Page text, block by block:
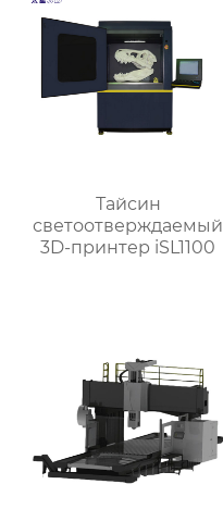
Тайсин
светоотверждаемый
3D-принтер iSL1100